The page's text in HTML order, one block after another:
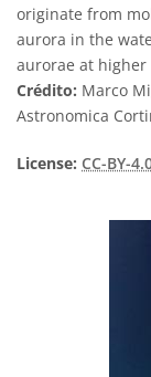
originate from
aurora in the
aurorae at
Crédito: Marco
Astronomica
License: CC-BY-